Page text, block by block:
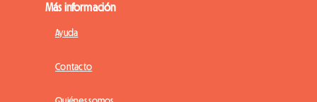
Más información
Ayuda
Contacto